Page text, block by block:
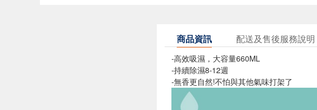
商品資訊 配送及售後服務說明
-高效吸濕，大容量660ML
-持續除濕8-12週
-無香更自然!不怕與其他氣味打架了